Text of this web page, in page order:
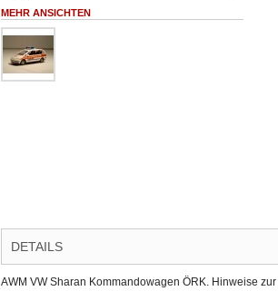
MEHR ANSICHTEN
DETAILS
AWM VW Sharan Kommandowagen ÖRK. Hinweise